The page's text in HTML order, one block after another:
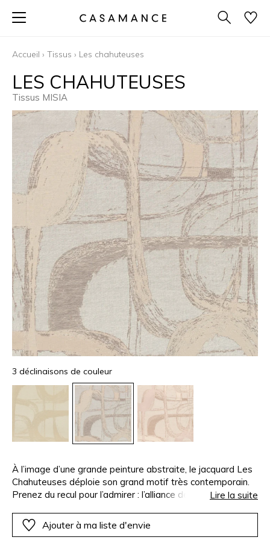
Accueil › Tissus › Les chahuteuses
LES CHAHUTEUSES
Tissus MISIA
3 déclinaisons de couleur
À l’image d’une grande peinture abstraite, le jacquard Les
Chahuteuses déploie son grand motif très contemporain.
Prenez du recul pour l’admirer : l’alliance des fils de lin, de
ce jeu d’ombres et de lumière sur le fond miroir de la soie.
Fine mais dense, cette chaîne de soie octroie à ce jacquard
Lire la suite
Ajouter à ma liste d'envie